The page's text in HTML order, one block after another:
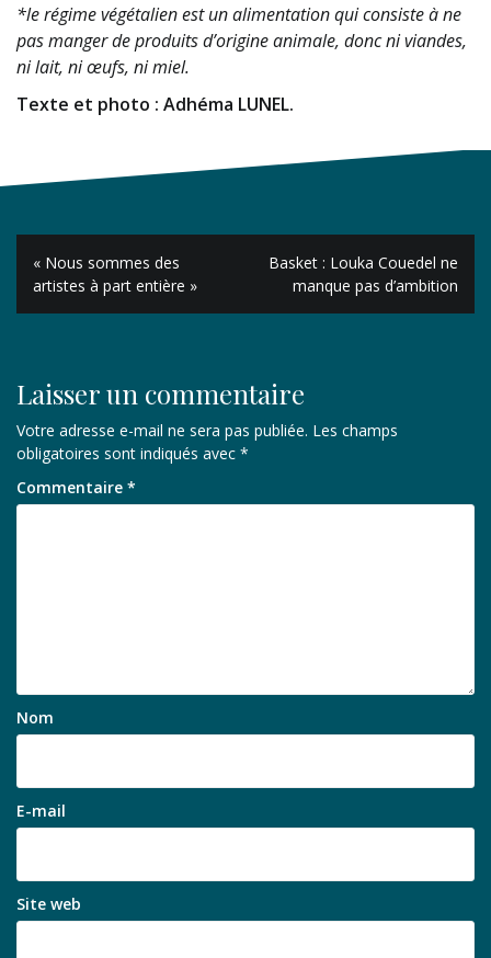
*le régime végétalien est un alimentation qui consiste à ne
pas manger de produits d’origine animale, donc ni viandes,
ni lait, ni œufs, ni miel.
Texte et photo : Adhéma LUNEL.
Navigation
de
l’article
« Nous sommes des
artistes à part entière »
Basket : Louka Couedel ne
manque pas d’ambition
Laisser un commentaire
Votre adresse e-mail ne sera pas publiée. Les champs
obligatoires sont indiqués avec *
Commentaire *
Nom
E-mail
Site web